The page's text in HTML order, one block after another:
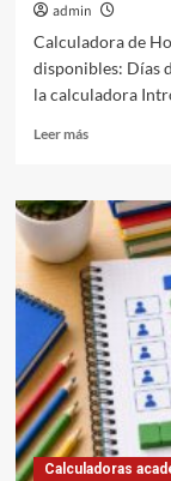
admin
Calculadora de
disponibles: Días
la calculadora
Leer másLeer
Calculadora
Horas
de
Estudio
Calculadoras